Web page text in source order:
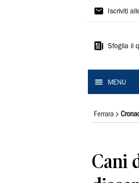
La
Ferrara
Iscriviti
Sfoglia il
MENU
Ferrara
Cani